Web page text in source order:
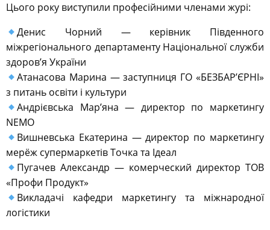
Цього року виступили професійними членами журі:
Денис Чорний — керівник Південного
міжрегіонального департаменту Національної служби
здоровʼя України
Атанасова Марина — заступниця ГО «БЕЗБАРʼЄРНІ»
з питань освіти і культури
Андрієвська Мар’яна — директор по маркетингу
NEMO
Вишневська Екатерина — директор по маркетингу
мерёж супермаркетів Точка та Ідеал
Пугачев Александр — комерческий директор ТОВ
«Профи Продукт»
Викладачі кафедри маркетингу та міжнародної
логістики